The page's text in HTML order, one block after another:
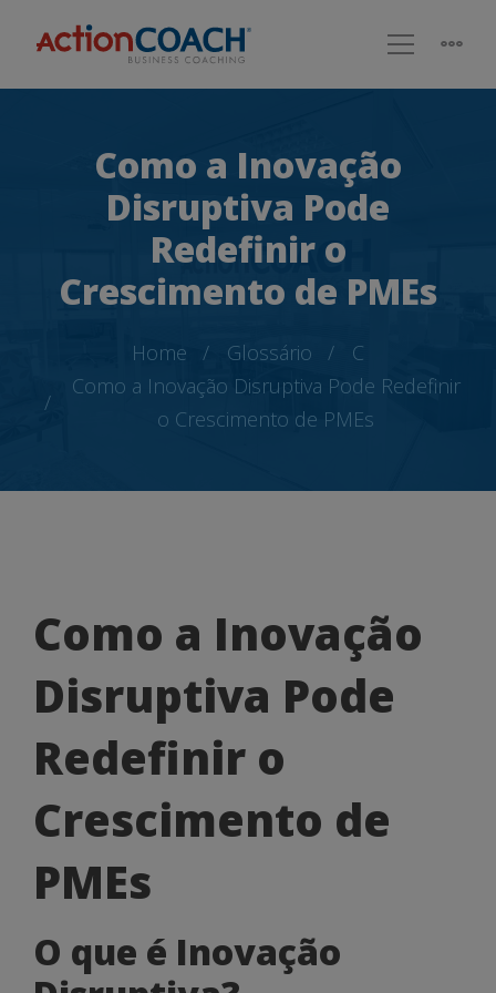
Como a Inovação
Disruptiva Pode
Redefinir o
Crescimento de PMEs
Home Glossário
C
Como a Inovação Disruptiva Pode Redefinir
o Crescimento de PMEs
Como
a
Inovação
Disruptiva
Pode
Redefinir
o
de
Como a Inovação
Disruptiva Pode
Redefinir o
Crescimento de
PMEs
O que é Inovação